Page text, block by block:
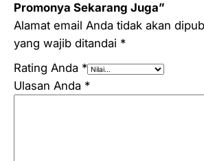
Promonya Sekarang Juga”
Alamat email Anda tidak akan
yang wajib ditandai *
Rating Anda *
Ulasan Anda *